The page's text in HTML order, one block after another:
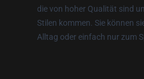
die von hoher Qualität sind
Stilen kommen. Sie können
Alltag oder einfach nur zum